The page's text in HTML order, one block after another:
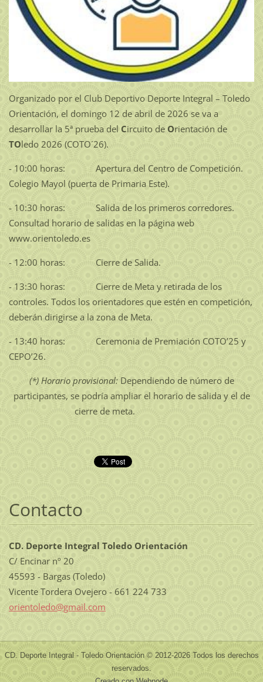
Organizado por el Club Deportivo Deporte Integral – Toledo
Orientación, el domingo 12 de abril de 2026 se va a
desarrollar la 5ª prueba del Circuito deOrientación de
TOledo 2026 (COTO´26).
- 10:00 horas: Apertura del Centro de Competición.
Colegio Mayol (puerta de Primaria Este).
- 10:30 horas: Salida de los primeros corredores.
Consultad horario de salidas en la página web
www.orientoledo.es
- 12:00 horas: Cierre de Salida.
- 13:30 horas: Cierre de Meta y retirada de los
controles. Todos los orientadores que estén en competición,
deberán dirigirse a la zona de Meta.
- 13:40 horas: Ceremonia de Premiación COTO’25 y
CEPO’26.
(*) Horario provisional: Dependiendo de número de
participantes, se podría ampliar el horario de salida y el de
cierre de meta.
Contacto
CD. Deporte Integral Toledo Orientación
C/ Encinar nº 20
45593 - Bargas (Toledo)
Vicente Tordera Ovejero - 661 224 733
orientoledo@gmail.com
CD. Deporte Integral - Toledo Orientación © 2012-2026 Todos los derechos
reservados.